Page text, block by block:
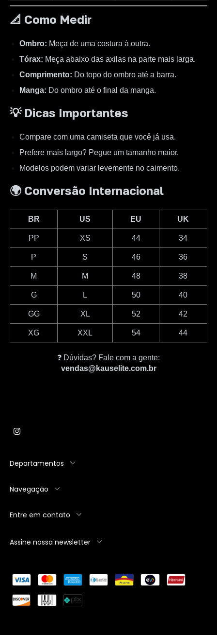
📐 Como Medir
Ombro: Meça de uma costura à outra.
Tórax: Meça abaixo das axilas na parte mais larga.
Comprimento: Do topo do ombro até a barra.
Manga: Do ombro até o final da manga.
💡 Dicas Importantes
Compare com uma camiseta que você já usa.
Prefere mais largo? Pegue um tamanho maior.
Modelos podem variar levemente no caimento.
🌍 Conversão Internacional
BR US EU UK
PP XS 44 34
P S 46 36
M M 48 38
G L 50 40
GG XL 52 42
XG XXL 54 44
❓ Dúvidas? Fale com a gente:
vendas@kauselite.com.br
Departamentos
Navegação
Entre em contato
Assine nossa newsletter